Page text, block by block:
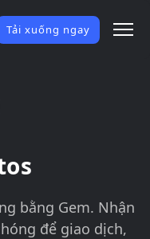
Tải xuống ngay
bằng Gem. Nhận
để giao dịch,